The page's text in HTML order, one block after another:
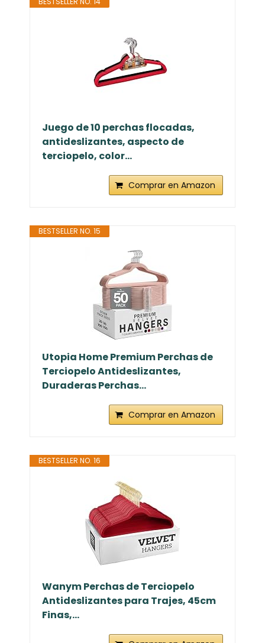
Juego de 10 perchas flocadas,
antideslizantes, aspecto de
terciopelo, color...
Comprar en Amazon
BESTSELLER NO. 15
Utopia Home Premium Perchas de
Terciopelo Antideslizantes,
Duraderas Perchas...
Comprar en Amazon
BESTSELLER NO. 16
Wanym Perchas de Terciopelo
Antideslizantes para Trajes, 45cm
Finas,...